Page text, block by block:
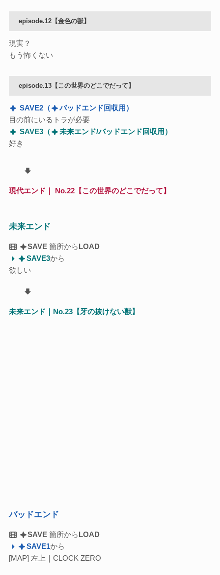
episode.12【金色の獣】
現実？
もう怖くない
episode.13【この世界のどこでだって】
SAVE2（
バッドエンド回収用）
目の前にいるトラが必要
SAVE3（
未来エンド/バッドエンド回収用）
好き
現代エンド｜ No.22【この世界のどこでだって】
未来エンド
SAVE 箇所からLOAD
SAVE3から
欲しい
未来エンド｜No.23【牙の抜けない獣】
バッドエンド
SAVE 箇所からLOAD
SAVE1から
[MAP] 左上｜CLOCK ZERO